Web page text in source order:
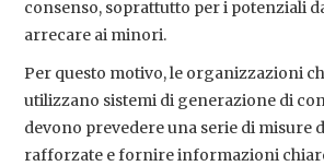
consenso, soprattutto per i potenziali
arrecare ai minori.
Per questo motivo, le organizzazioni
utilizzano sistemi di generazione di
devono prevedere una serie di misure
rafforzate e fornire informazioni chiare